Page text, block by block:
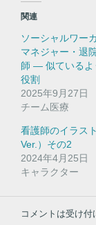
ン
ド
ウ
で
ま
す
)
だ
さ
い
(
新
い
ウ
ド
ウ
開
き
関連
ソーシャルワー
マネジャー・退
師 ― 似ているよ
役割
2025年9月27日
チーム医療
看護師のイラス
Ver.）その2
2024年4月25日
キャラクター
コメントは受け付